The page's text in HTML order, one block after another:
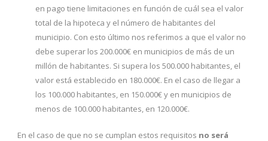
en pago tiene limitaciones en función de cuál sea el valor
total de la hipoteca y el número de habitantes del
municipio. Con esto último nos referimos a que el valor no
debe superar los 200.000€ en municipios de más de un
millón de habitantes. Si supera los 500.000 habitantes, el
valor está establecido en 180.000€. En el caso de llegar a
los 100.000 habitantes, en 150.000€ y en municipios de
menos de 100.000 habitantes, en 120.000€.
En el caso de que no se cumplan estos requisitos no será